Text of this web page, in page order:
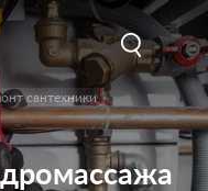
сантехники